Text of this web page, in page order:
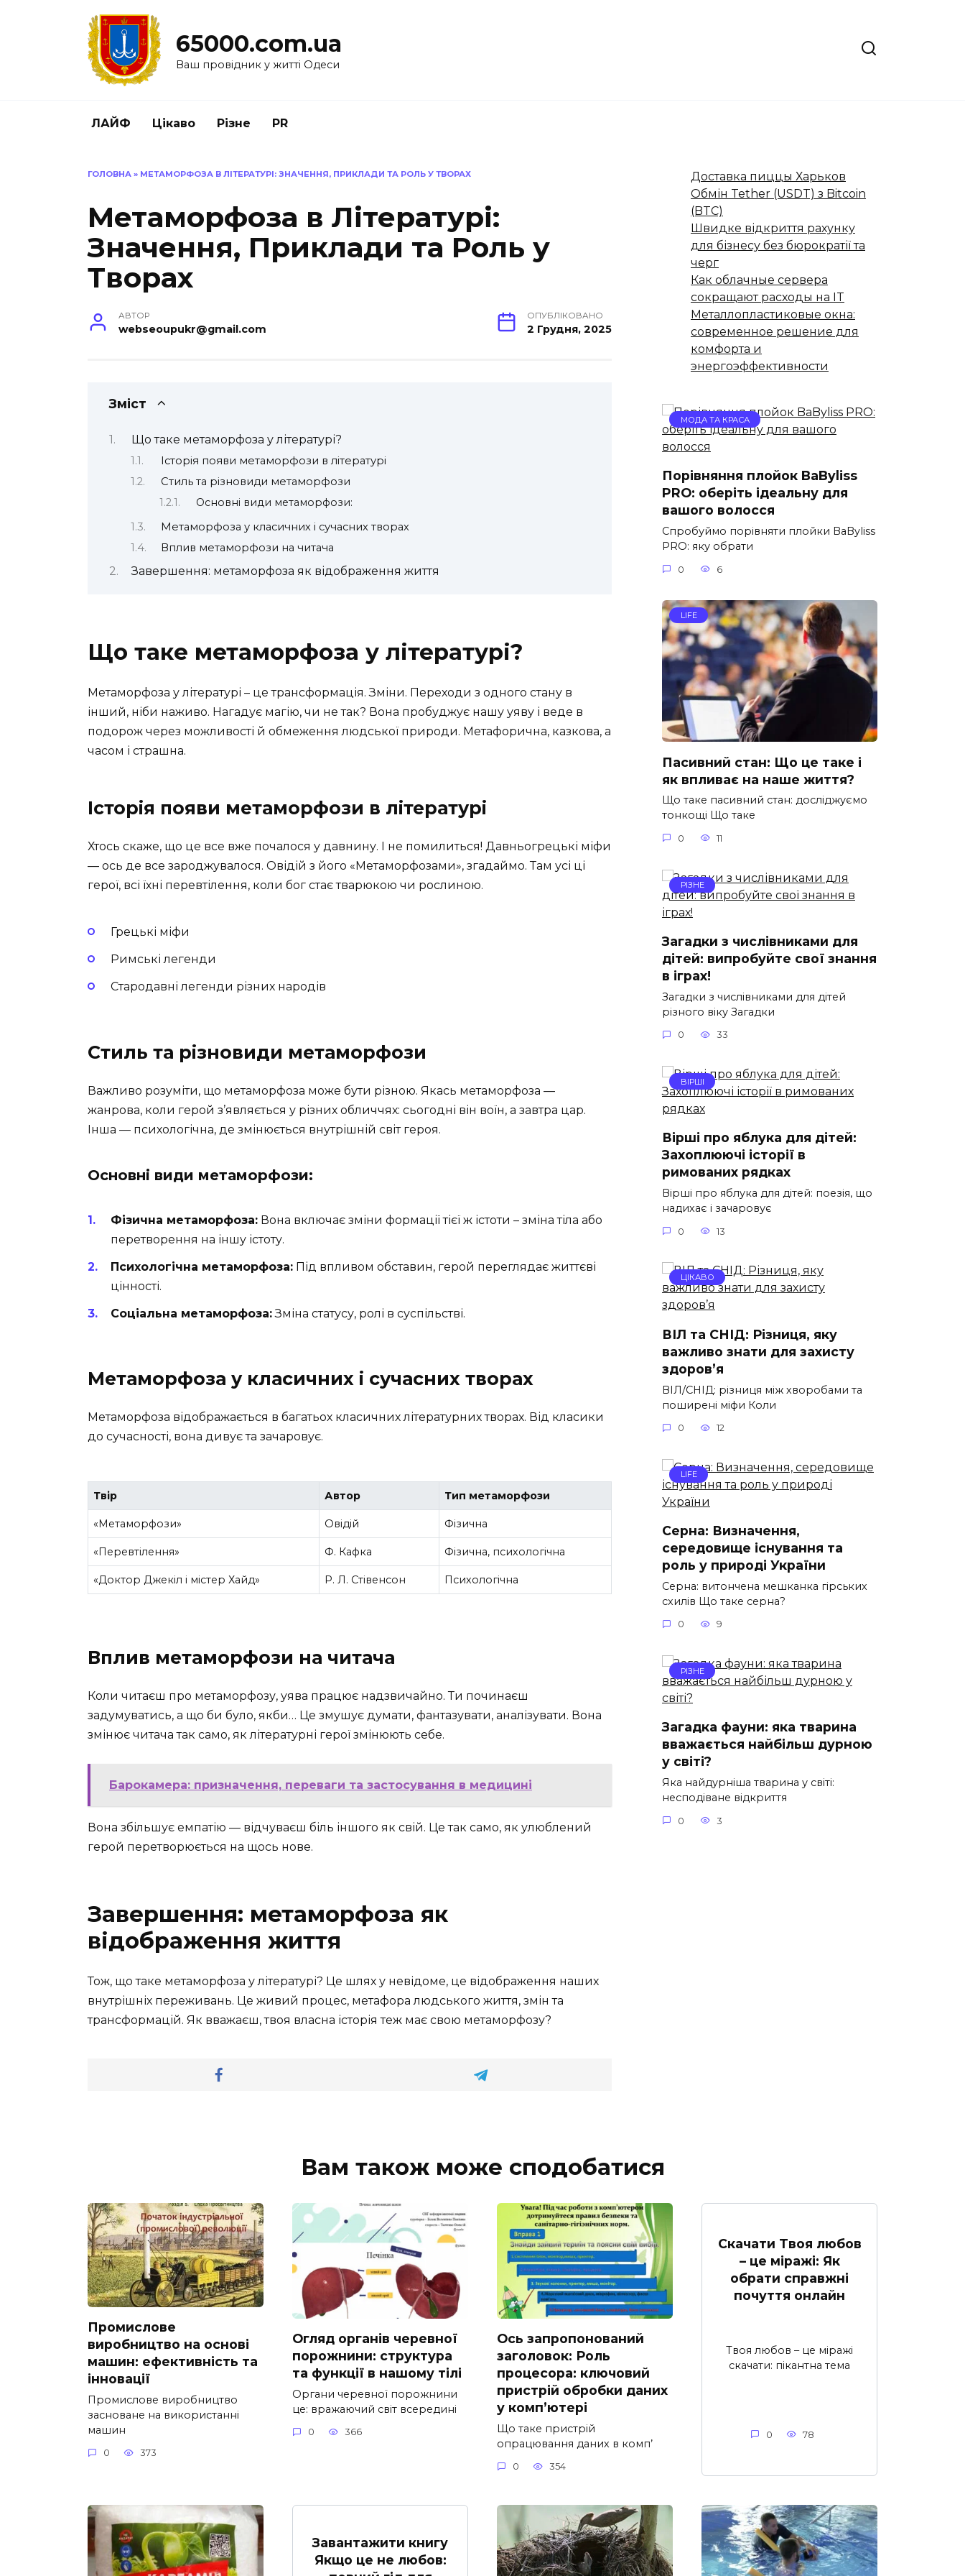
65000.com.ua
Ваш провідник у житті Одеси
ЛАЙФ Цікаво Різне PR
ГОЛОВНА » МЕТАМОРФОЗА В ЛІТЕРАТУРІ: ЗНАЧЕННЯ, ПРИКЛАДИ ТА РОЛЬ У ТВОРАХ
Метаморфоза в Літературі:
Значення, Приклади та Роль у
Творах
АВТОР
webseoupukr@gmail.com
ОПУБЛІКОВАНО
2 Грудня, 2025
Зміст
Що таке метаморфоза у літературі?
Історія появи метаморфози в літературі
Стиль та різновиди метаморфози
Основні види метаморфози:
Метаморфоза у класичних і сучасних творах
Вплив метаморфози на читача
Завершення: метаморфоза як відображення життя
Що таке метаморфоза у літературі?
Метаморфоза у літературі – це трансформація. Зміни. Переходи з одного стану в
інший, ніби наживо. Нагадує магію, чи не так? Вона пробуджує нашу уяву і веде в
подорож через можливості й обмеження людської природи. Метафорична, казкова, а
часом і страшна.
Історія появи метаморфози в літературі
Хтось скаже, що це все вже почалося у давнину. І не помилиться! Давньогрецькі міфи
— ось де все зароджувалося. Овідій з його «Метаморфозами», згадаймо. Там усі ці
герої, всі їхні перевтілення, коли бог стає тварюкою чи рослиною.
Грецькі міфи
Римські легенди
Стародавні легенди різних народів
Стиль та різновиди метаморфози
Важливо розуміти, що метаморфоза може бути різною. Якась метаморфоза —
жанрова, коли герой з’являється у різних обличчях: сьогодні він воїн, а завтра цар.
Інша — психологічна, де змінюється внутрішній світ героя.
Основні види метаморфози:
Фізична метаморфоза: Вона включає зміни формації тієї ж істоти – зміна тіла або
перетворення на іншу істоту.
Психологічна метаморфоза: Під впливом обставин, герой переглядає життєві
цінності.
Соціальна метаморфоза:Зміна статусу, ролі в суспільстві.
Метаморфоза у класичних і сучасних творах
Метаморфоза відображається в багатьох класичних літературних творах. Від класики
до сучасності, вона дивує та зачаровує.
Твір Автор Тип метаморфози
«Метаморфози» Овідій Фізична
«Перевтілення» Ф. Кафка Фізична, психологічна
«Доктор Джекіл і містер Хайд» Р. Л. Стівенсон Психологічна
Вплив метаморфози на читача
Коли читаєш про метаморфозу, уява працює надзвичайно. Ти починаєш
задумуватись, а що би було, якби… Це змушує думати, фантазувати, аналізувати. Вона
змінює читача так само, як літературні герої змінюють себе.
Барокамера: призначення, переваги та застосування в медицині
Вона збільшує емпатію — відчуваєш біль іншого як свій. Це так само, як улюблений
герой перетворюється на щось нове.
Завершення: метаморфоза як
відображення життя
Тож, що таке метаморфоза у літературі? Це шлях у невідоме, це відображення наших
внутрішніх переживань. Це живий процес, метафора людського життя, змін та
трансформацій. Як вважаєш, твоя власна історія теж має свою метаморфозу?
Доставка пиццы Харьков
Обмін Tether (USDT) з Bitcoin
(BTC)
Швидке відкриття рахунку
для бізнесу без бюрократії та
черг
Как облачные сервера
сокращают расходы на IT
Металлопластиковые окна:
современное решение для
комфорта и
энергоэффективности
МОДА ТА КРАСА
Порівняння плойок BaByliss
PRO: оберіть ідеальну для
вашого волосся
Спробуймо порівняти плойки BaByliss
PRO: яку обрати
0 6
LIFE
Пасивний стан: Що це таке і
як впливає на наше життя?
Що таке пасивний стан: досліджуємо
тонкощі Що таке
0 11
РІЗНЕ
Загадки з числівниками для
дітей: випробуйте свої знання
в іграх!
Загадки з числівниками для дітей
різного віку Загадки
0 33
ВІРШІ
Вірші про яблука для дітей:
Захоплюючі історії в
римованих рядках
Вірші про яблука для дітей: поезія, що
надихає і зачаровує
0 13
ЦІКАВО
ВІЛ та СНІД: Різниця, яку
важливо знати для захисту
здоров’я
ВІЛ/СНІД: різниця між хворобами та
поширені міфи Коли
0 12
LIFE
Серна: Визначення,
середовище існування та
роль у природі України
Серна: витончена мешканка гірських
схилів Що таке серна?
0 9
РІЗНЕ
Загадка фауни: яка тварина
вважається найбільш дурною
у світі?
Яка найдурніша тварина у світі:
несподіване відкриття
0 3
Вам також може сподобатися
Промислове
виробництво на основі
машин: ефективність та
інновації
Промислове виробництво
засноване на використанні
машин
0 373
Огляд органів черевної
порожнини: структура
та функції в нашому тілі
Органи черевної порожнини
це: вражаючий світ всередині
0 366
Ось запропонований
заголовок: Роль
процесора: ключовий
пристрій обробки даних
у комп’ютері
Що таке пристрій
опрацювання даних в комп’
0 354
Скачати Твоя любов
– це міражі: Як
обрати справжні
почуття онлайн
Твоя любов – це міражі
скачати: пікантна тема
0 78
Завантажити книгу
Якщо це не любов: